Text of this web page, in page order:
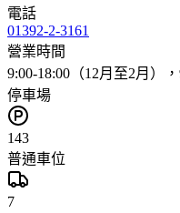
電話
01392-2-3161
營業時間
9:00-18:00（12月至2月）
停車場
143
普通車位
7